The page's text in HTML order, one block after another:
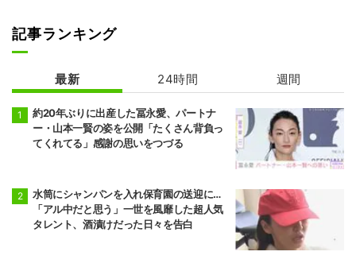
記事ランキング
最新 24時間 週間
約20年ぶりに出産した冨永愛、パートナ
ー・山本一賢の姿を公開「たくさん背負っ
てくれてる」感謝の思いをつづる
水筒にシャンパンを入れ保育園の送迎に…
「アル中だと思う」一世を風靡した超人気
タレント、酒漬けだった日々を告白